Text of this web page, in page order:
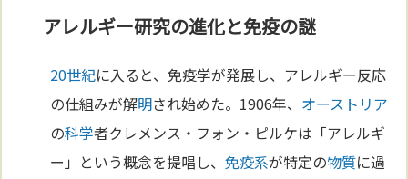
アレルギー研究の進化と免疫の謎
20世紀に入ると、免疫学が発展し、アレルギー反応
の仕組みが解明され始めた。1906年、 オーストリア
の科学者クレメンス・フォン・ピルケは「アレルギ
ー」という概念を提唱し、免疫系が特定の物質に過